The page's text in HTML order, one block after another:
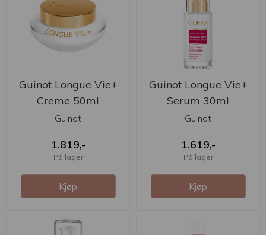
Guinot Longue Vie+
Creme 50ml
Guinot
1.819,-
På lager
Kjøp
Guinot Longue Vie+
Serum 30ml
Guinot
1.619,-
På lager
Kjøp